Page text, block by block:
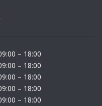
– 18:00
– 18:00
– 18:00
– 18:00
– 18:00